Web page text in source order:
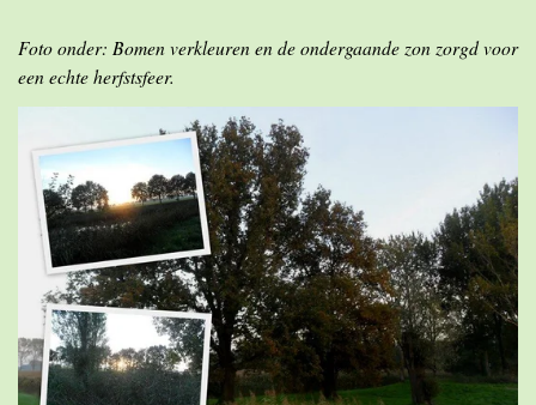
Foto onder: Bomen verkleuren en de ondergaande zon zorgd voor
een echte herfstsfeer.